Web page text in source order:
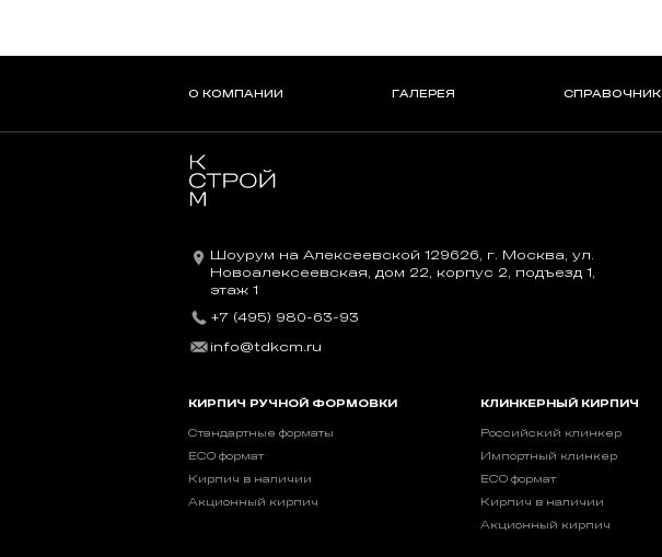
О КОМПАНИИ ГАЛЕРЕЯ СПРАВОЧНИК
Шоурум на Алексеевской 129626, г. Москва, ул.
Новоалексеевская, дом 22, корпус 2, подъезд 1,
этаж 1
+7 (495) 980-63-93
info@tdkcm.ru
КИРПИЧ РУЧНОЙ ФОРМОВКИ
Стандартные форматы
ECO формат
Кирпич в наличии
Акционный кирпич
КЛИНКЕРНЫЙ КИРПИЧ
Российский клинкер
Импортный клинкер
ECO формат
Кирпич в наличии
Акционный кирпич